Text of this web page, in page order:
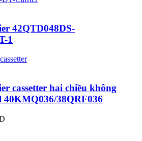
42QTD048DS-
1
cassetter hai chiều không
40KMQ036/38QRF036